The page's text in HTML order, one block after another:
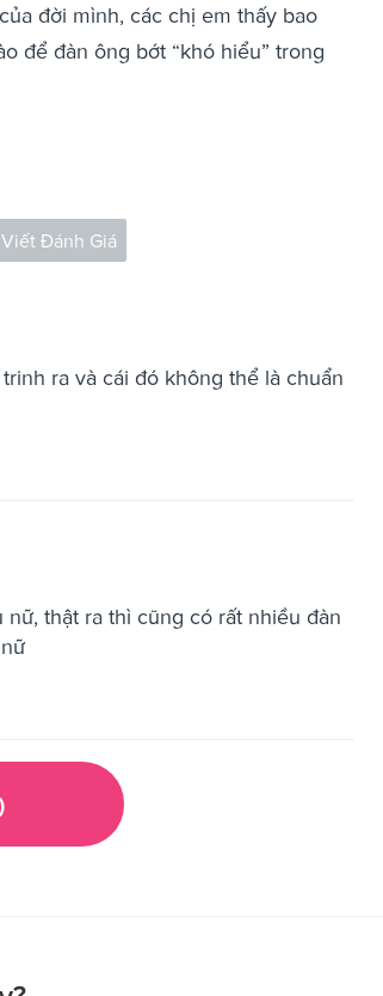
đời mình, các chị em thấy bao
để đàn ông bớt “khó hiểu” trong
Viết Đánh Giá
ra và cái đó không thể là chuẩn
thật ra thì cũng có rất nhiều đàn
)